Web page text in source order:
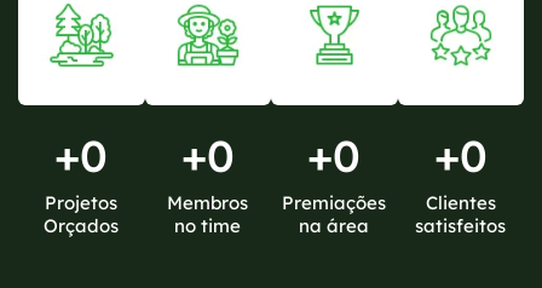
+0
Projetos
Orçados
+0
Membros
no time
+0
Premiações
na área
+0
Clientes
satisfeitos